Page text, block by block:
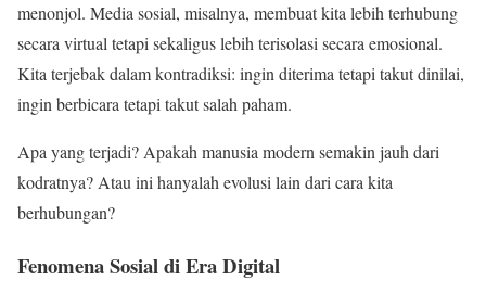
menonjol. Media sosial, misalnya, membuat kita lebih terhubung
secara virtual tetapi sekaligus lebih terisolasi secara emosional.
Kita terjebak dalam kontradiksi: ingin diterima tetapi takut dinilai,
ingin berbicara tetapi takut salah paham.
Apa yang terjadi? Apakah manusia modern semakin jauh dari
kodratnya? Atau ini hanyalah evolusi lain dari cara kita
berhubungan?
Fenomena Sosial di Era Digital